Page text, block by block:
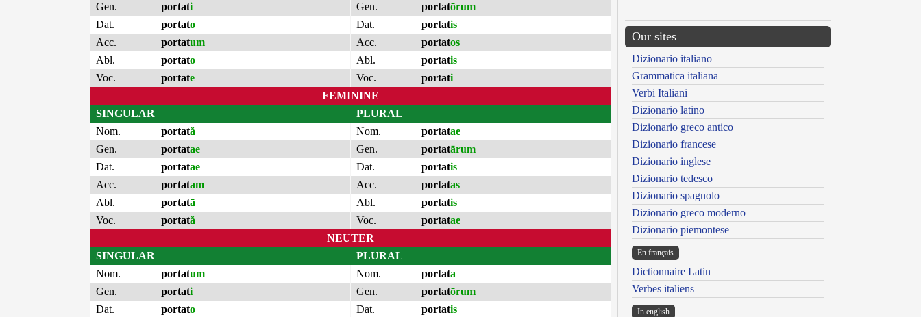
Gen.
portati
Dat.
portato
Acc.
portatum
Abl.
portato
Voc.
portate
Gen.
portatōrum
Dat.
portatis
Acc.
portatos
Abl.
portatis
Voc.
portati
FEMININE
SINGULAR
Nom.
portată
Gen.
portatae
Dat.
portatae
Acc.
portatam
Abl.
portatā
Voc.
portată
PLURAL
Nom.
portatae
Gen.
portatārum
Dat.
portatis
Acc.
portatas
Abl.
portatis
Voc.
portatae
NEUTER
SINGULAR
Nom.
portatum
Gen.
portati
Dat.
portato
PLURAL
Nom.
portata
Gen.
portatōrum
Dat.
portatis
Our sites
Dizionario italiano
Grammatica italiana
Verbi Italiani
Dizionario latino
Dizionario greco antico
Dizionario francese
Dizionario inglese
Dizionario tedesco
Dizionario spagnolo
Dizionario greco moderno
Dizionario piemontese
En français
Dictionnaire Latin
Verbes italiens
In english